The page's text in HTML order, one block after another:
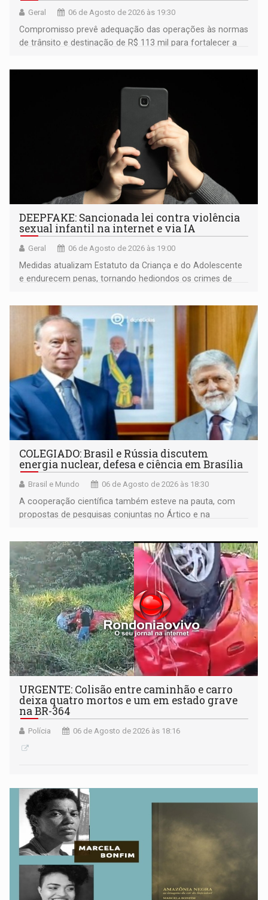
Geral 06 de Agosto de 2026 às 19:30
Compromisso prevê adequação das operações às normas
de trânsito e destinação de R$ 113 mil para fortalecer a
DEEPFAKE: Sancionada lei contra violência
sexual infantil na internet e via IA
Geral 06 de Agosto de 2026 às 19:00
Medidas atualizam Estatuto da Criança e do Adolescente
e endurecem penas, tornando hediondos os crimes de
COLEGIADO: Brasil e Rússia discutem
energia nuclear, defesa e ciência em Brasília
Brasil e Mundo 06 de Agosto de 2026 às 18:30
A cooperação científica também esteve na pauta, com
propostas de pesquisas conjuntas no Ártico e na
URGENTE: Colisão entre caminhão e carro
deixa quatro mortos e um em estado grave
na BR-364
Polícia 06 de Agosto de 2026 às 18:16